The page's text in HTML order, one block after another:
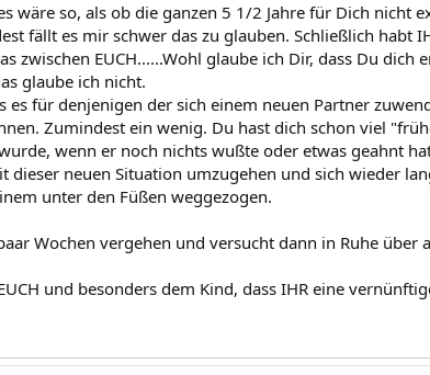
wäre so, als ob die ganzen 5 1/2 Jahre für Dich nicht
fällt es mir schwer das zu glauben. Schließlich habt
zwischen EUCH......Wohl glaube ich Dir, dass Du dich
glaube ich nicht.
es für denjenigen der sich einem neuen Partner
Zumindest ein wenig. Du hast dich schon viel
wenn er noch nichts wußte oder etwas geahnt
dieser neuen Situation umzugehen und sich wieder
unter den Füßen weggezogen.
Wochen vergehen und versucht dann in Ruhe über
und besonders dem Kind, dass IHR eine